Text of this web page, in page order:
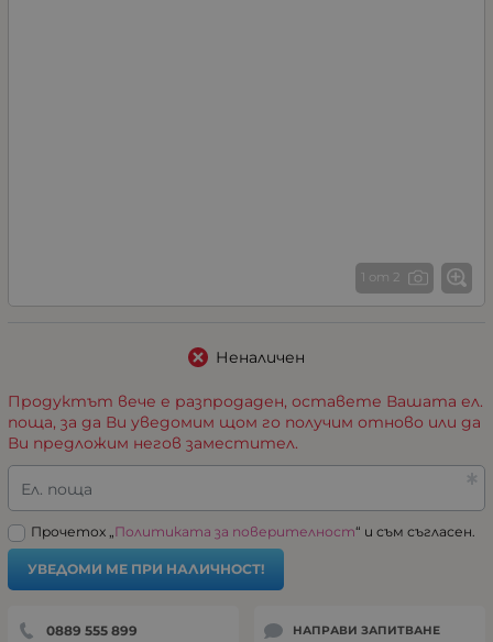
1 от 2
Неналичен
Продуктът вече е разпродаден, оставете Вашата ел.
поща, за да Ви уведомим щом го получим отново или да
Ви предложим негов заместител.
Ел. поща
Прочетох „Политиката за поверителност“ и съм съгласен.
УВЕДОМИ МЕ ПРИ НАЛИЧНОСТ!
0889 555 899 НАПРАВИ ЗАПИТВАНЕ